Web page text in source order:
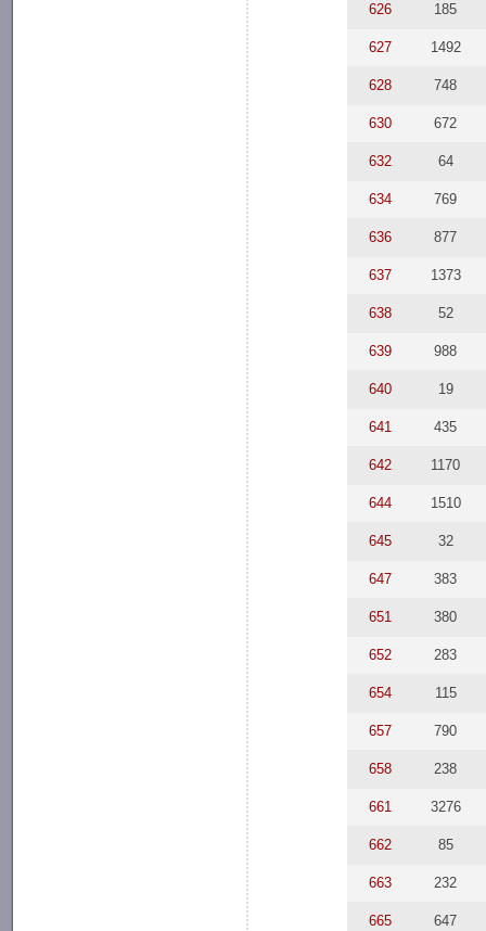
626 185
627 1492
628 748
630 672
632 64
634 769
636 877
637 1373
638 52
639 988
640 19
641 435
642 1170
644 1510
645 32
647 383
651 380
652 283
654 115
657 790
658 238
661 3276
662 85
663 232
665 647